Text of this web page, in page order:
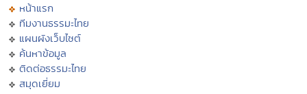
หน้าแรก
ทีมงานธรรมะไทย
แผนผังเว็บไซต์
ค้นหาข้อมูล
ติดต่อธรรมะไทย
สมุดเยี่ยม